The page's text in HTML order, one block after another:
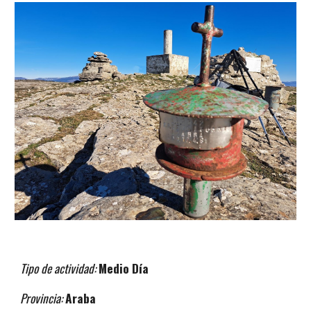
Tipo de actividad:Medio Día
Provincia:Araba